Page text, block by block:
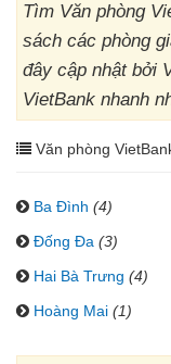
Tìm Văn phòng
sách các phòng
đây cập nhật bởi
VietBank nhanh
Văn phòng
Ba Đình (4)
Đống Đa (3)
Hai Bà Trưng (4)
Hoàng Mai (1)